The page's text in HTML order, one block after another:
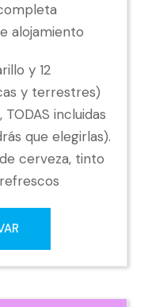
alojamiento
y 12
y terrestres)
incluidas
que elegirlas).
cerveza, tinto